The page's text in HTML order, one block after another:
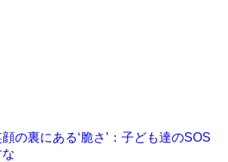
の裏にある‘脆さ’：子ども達のSOS